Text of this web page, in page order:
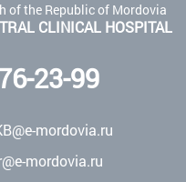
the Republic of Mordovia
CLINICAL HOSPITAL
23-99
mordovia.ru
mordovia.ru